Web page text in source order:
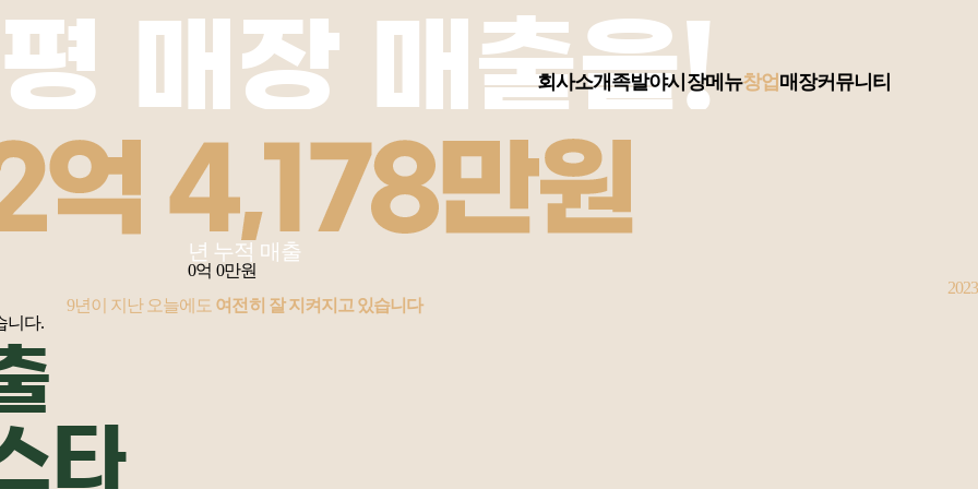
회사소개족발야시장메뉴창업 매장커뮤니티
매장 매출을!
년 누적 매출
0억 0만원
2023
9년이 지난 오늘에도 여전히 잘 지켜지고 있습니다
니다.
타